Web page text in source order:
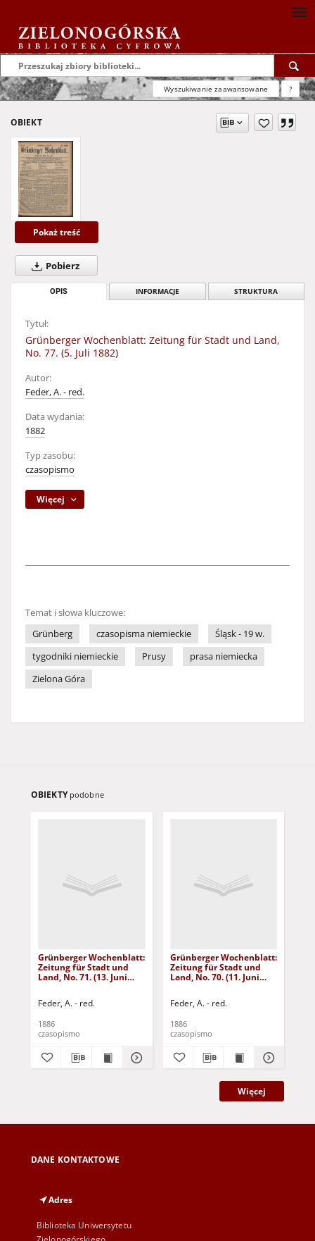
Wyszukiwanie zaawansowane ?
OBIEKT
Pokaż treść
Pobierz
OPIS INFORMACJE STRUKTURA
Tytuł:
Grünberger Wochenblatt: Zeitung für Stadt und Land,
No. 77. (5. Juli 1882)
Autor:
Feder, A. - red.
Data wydania:
1882
Typ zasobu:
czasopismo
Więcej
Temat i słowa kluczowe:
Grünberg
czasopisma niemieckie
Śląsk - 19 w.
tygodniki niemieckie
Prusy
prasa niemiecka
Zielona Góra
OBIEKTY podobne
Grünberger Wochenblatt:
Zeitung für Stadt und
Land, No. 71. (13. Juni
Feder, A. - red.
1886
czasopismo
Grünberger Wochenblatt:
Zeitung für Stadt und
Land, No. 70. (11. Juni
Feder, A. - red.
1886
czasopismo
Więcej
DANE KONTAKTOWE
Adres
Biblioteka Uniwersytetu